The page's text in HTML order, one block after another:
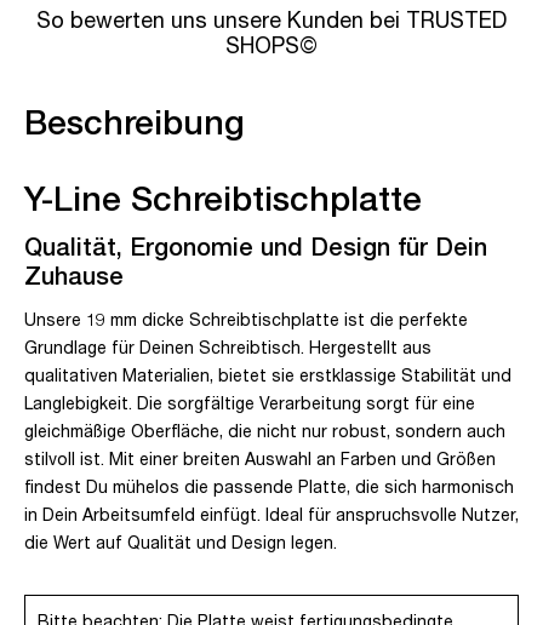
So bewerten uns unsere Kunden bei TRUSTED
SHOPS©
Beschreibung
Y-Line Schreibtischplatte
Qualität, Ergonomie und Design für Dein
Zuhause
Unsere 19 mm dicke Schreibtischplatte ist die perfekte
Grundlage für Deinen Schreibtisch. Hergestellt aus
qualitativen Materialien, bietet sie erstklassige Stabilität und
Langlebigkeit. Die sorgfältige Verarbeitung sorgt für eine
gleichmäßige Oberfläche, die nicht nur robust, sondern auch
stilvoll ist. Mit einer breiten Auswahl an Farben und Größen
findest Du mühelos die passende Platte, die sich harmonisch
in Dein Arbeitsumfeld einfügt. Ideal für anspruchsvolle Nutzer,
die Wert auf Qualität und Design legen.